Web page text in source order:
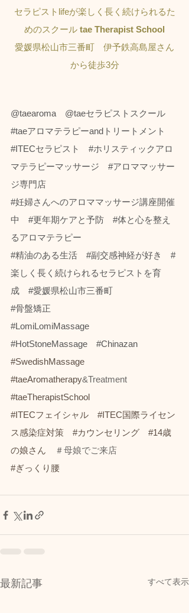
セラピストlifeが楽しく長く続けられるた
めのスクール tae Therapist School
愛媛県松山市三番町　伊予鉄高島屋さん
から徒歩3分
@taearoma　@taeセラピストスクール
#taeアロマテラピーandトリートメント
#ITECセラピスト
#ホリスティックアロ
マテラピーマッサージ
#アロママッサー
ジ専門店
#妊婦さんへのアロママッサージ講座開催
中
#更年期ケアと予防
#体と心を整え
るアロマテラピー
#精油のある生活
#副交感神経が好き
#
楽しく長く続けられるセラピストを育
成
#愛媛県松山市三番町
#骨盤矯正
#LomiLomiMassage
#HotStoneMassage
#Chinazan
#SwedishMassage
#taeAromatherapy&Treatment
#taeTherapistSchool
#ITECフェイシャル
#ITEC国際ライセン
ス感染症対策
#カウンセリング
#14歳
の娘さん ＃母娘でご来店
#ぎっくり腰
最新記事 すべて表示